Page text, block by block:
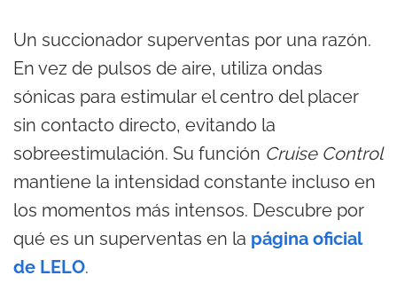
Un succionador superventas por una razón.
En vez de pulsos de aire, utiliza ondas
sónicas para estimular el centro del placer
sin contacto directo, evitando la
sobreestimulación. Su función Cruise Control
mantiene la intensidad constante incluso en
los momentos más intensos. Descubre por
qué es un superventas en la página oficial
de LELO.